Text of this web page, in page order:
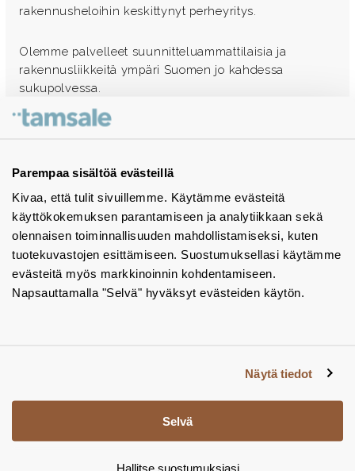
Parempaa sisältöä evästeillä
Kivaa, että tulit sivuillemme. Käytämme evästeitä
käyttökokemuksen parantamiseen ja analytiikkaan sekä
olennaisen toiminnallisuuden mahdollistamiseksi, kuten
tuotekuvastojen esittämiseen. Suostumuksellasi käytämme
evästeitä myös markkinoinnin kohdentamiseen.
Napsauttamalla "Selvä" hyväksyt evästeiden käytön.
Näytä tiedot
Selvä
Hallitse suostumuksiasi
rakennusheloihin keskittynyt perheyritys.
Olemme palvelleet suunnitteluammattilaisia ja
rakennusliikkeitä ympäri Suomen jo kahdessa
sukupolvessa.
Ota yhteyttä - autamme mielellämme
Tuotekuvastot
Instagram
BIM-objektit
Yhteystiedot
Tiedotteet